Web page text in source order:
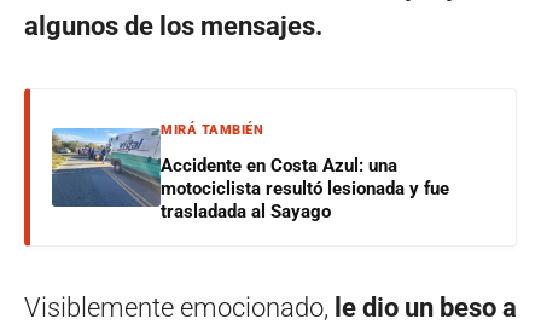
algunos de los mensajes.
MIRÁ TAMBIÉN
Accidente en Costa Azul: una
motociclista resultó lesionada y fue
trasladada al Sayago
Visiblemente emocionado, le dio un beso a